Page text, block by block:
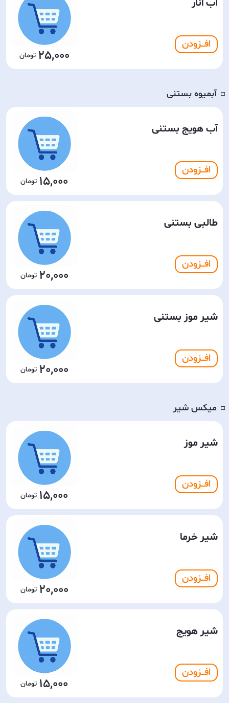
آب انار
افـــزودن
25,000
◽️ آبمیوه بستنی
آب هویج بستنی
افـــزودن
15,000
طالبی بستنی
افـــزودن
20,000
شیر موز بستنی
افـــزودن
20,000
◽️ میکس شیر
شیر موز
افـــزودن
15,000
شیر خرما
افـــزودن
20,000
شیر هویج
افـــزودن
15,000